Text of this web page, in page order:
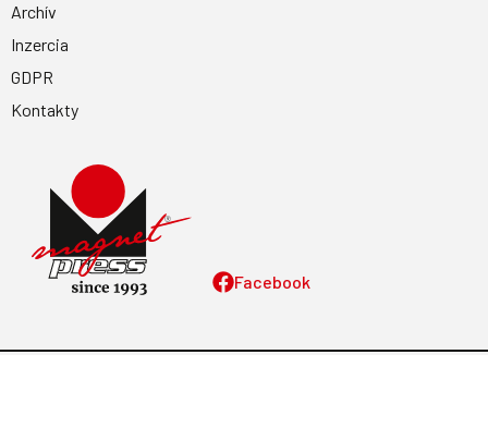
Facebook
Archív
Inzercia
GDPR
Kontakty